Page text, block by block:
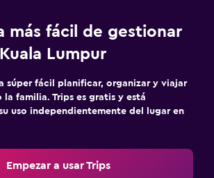
más fácil de gestionar
Lumpur
súper fácil planificar, organizar y viajar
la familia. Trips es gratis y está
uso independientemente del lugar en
Empezar a usar Trips